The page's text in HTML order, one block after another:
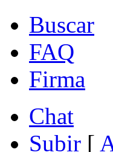
Buscar
FAQ
Firma
Chat
Subir [